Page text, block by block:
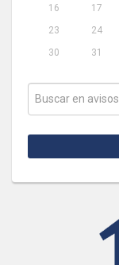
16
17
23
24
30
31